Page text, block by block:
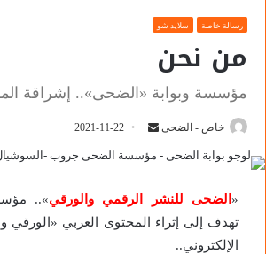
رسالة خاصة سلايد شو
من نحن
مؤسسة وبوابة «الضحى».. إشراقة
خاص - الضحى 2021-11-22
« الضحى للنشر الرقمي والورقي»..
تهدف إلى إثراء المحتوى العربي «الورقي
الإلكتروني..